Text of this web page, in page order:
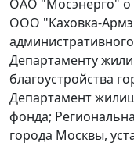
ОАО "Мосэнерго" о
ООО "Каховка-
Департаменту
благоустройства
Департамент
фонда;
города Москвы,